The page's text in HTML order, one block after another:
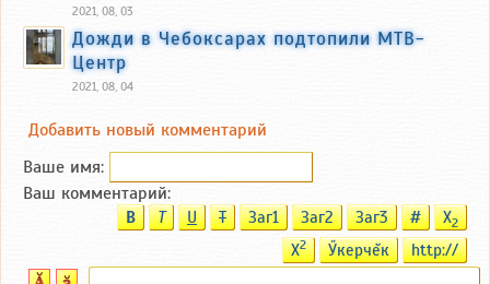
2021, 08, 03
Дожди в Чебоксарах подтопили МТВ-
Центр
2021, 08, 04
Добавить новый комментарий
Ваше имя:
Ваш комментарий:
B T U T Заг1 Заг2 Заг3 # X2
X2 Ӳкерчĕк http://